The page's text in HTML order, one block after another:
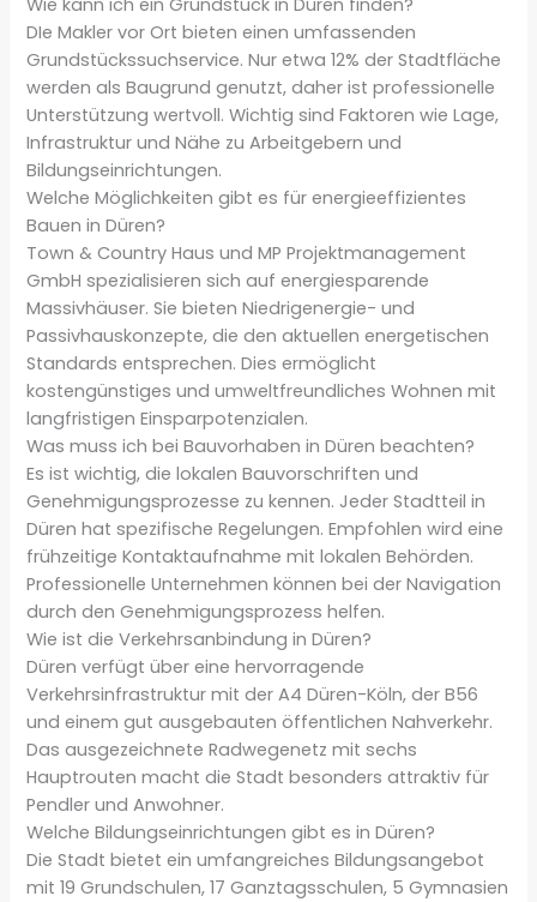
Wie kann ich ein Grundstück in Düren finden?
DIe Makler vor Ort bieten einen umfassenden
Grundstückssuchservice. Nur etwa 12% der Stadtfläche
werden als Baugrund genutzt, daher ist professionelle
Unterstützung wertvoll. Wichtig sind Faktoren wie Lage,
Infrastruktur und Nähe zu Arbeitgebern und
Bildungseinrichtungen.
Welche Möglichkeiten gibt es für energieeffizientes
Bauen in Düren?
Town & Country Haus und MP Projektmanagement
GmbH spezialisieren sich auf energiesparende
Massivhäuser. Sie bieten Niedrigenergie- und
Passivhauskonzepte, die den aktuellen energetischen
Standards entsprechen. Dies ermöglicht
kostengünstiges und umweltfreundliches Wohnen mit
langfristigen Einsparpotenzialen.
Was muss ich bei Bauvorhaben in Düren beachten?
Es ist wichtig, die lokalen Bauvorschriften und
Genehmigungsprozesse zu kennen. Jeder Stadtteil in
Düren hat spezifische Regelungen. Empfohlen wird eine
frühzeitige Kontaktaufnahme mit lokalen Behörden.
Professionelle Unternehmen können bei der Navigation
durch den Genehmigungsprozess helfen.
Wie ist die Verkehrsanbindung in Düren?
Düren verfügt über eine hervorragende
Verkehrsinfrastruktur mit der A4 Düren-Köln, der B56
und einem gut ausgebauten öffentlichen Nahverkehr.
Das ausgezeichnete Radwegenetz mit sechs
Hauptrouten macht die Stadt besonders attraktiv für
Pendler und Anwohner.
Welche Bildungseinrichtungen gibt es in Düren?
Die Stadt bietet ein umfangreiches Bildungsangebot
mit 19 Grundschulen, 17 Ganztagsschulen, 5 Gymnasien